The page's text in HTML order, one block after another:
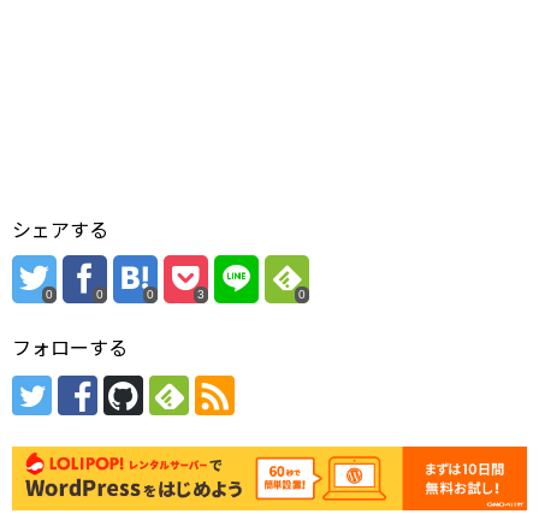
シェアする
0 0 0 3 0
フォローする